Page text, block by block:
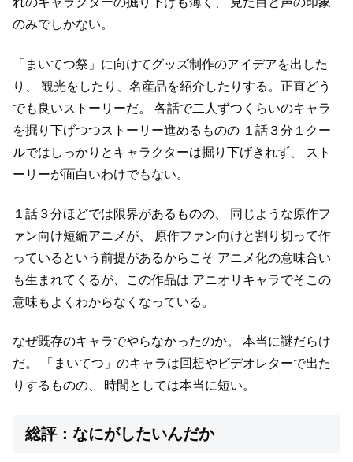
のみでしかない。
「まいてつ祭」に向けてグッズ制作のアイデアを出した
り、
観光をしたり、名産品を紹介したりする。正直どう
でも良いストーリーだ。
各話で二人ずつくらいのキャラ
を掘り下げつつストーリー進めるものの １話３分１クー
ルではしっかりとキャラクターは掘り下げきれず、
スト
ーリーが面白いわけでもない。
１話３分ほどでは限界があるものの、
同じような原作フ
ァン向け短編アニメが、
原作ファン向けと割り切って作
っているという前提があるからこそ アニメ化の意味合い
も生まれてくるが、この作品は アニオリキャラでそこの
意味もよくわからなくなっている。
なぜ既存のキャラでやらなかったのか。
本当に謎だらけ
だ。
「まいてつ」のキャラは回想やビデオレターで出た
りするものの、
時間としては本当に短い。
総評：なにがしたいんだか